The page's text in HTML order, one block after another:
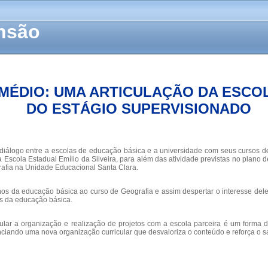
UMA ARTICULAÇÃO DA
DO ESTÁGIO SUPERVISIONADO
entre a escolas de educação básica e a universidade com seus cursos
Estadual Emílio da Silveira, para além das atividade previstas no
na Unidade Educacional Santa Clara.
da educação básica ao curso de Geografia e assim despertar o interesse
da educação básica.
a organização e realização de projetos com a escola parceira é um
uma nova organização curricular que desvaloriza o conteúdo e reforça o